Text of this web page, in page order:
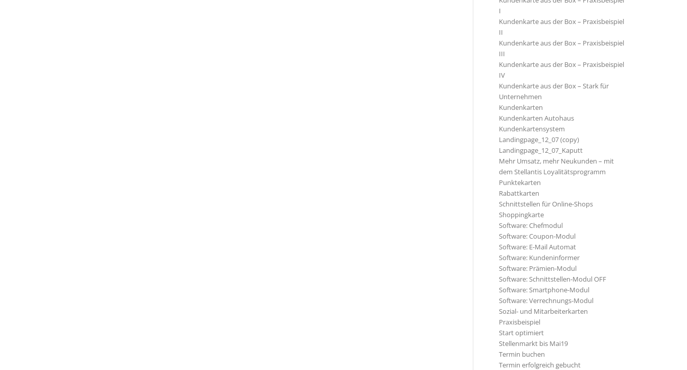
I
Kundenkarte aus der Box – Praxisbeispiel
II
Kundenkarte aus der Box – Praxisbeispiel
III
Kundenkarte aus der Box – Praxisbeispiel
IV
Kundenkarte aus der Box – Stark für
Unternehmen
Kundenkarten
Kundenkarten Autohaus
Kundenkartensystem
Landingpage_12_07 (copy)
Landingpage_12_07_Kaputt
Mehr Umsatz, mehr Neukunden – mit
dem Stellantis Loyalitätsprogramm
Punktekarten
Rabattkarten
Schnittstellen für Online-Shops
Shoppingkarte
Software: Chefmodul
Software: Coupon-Modul
Software: E-Mail Automat
Software: Kundeninformer
Software: Prämien-Modul
Software: Schnittstellen-Modul OFF
Software: Smartphone-Modul
Software: Verrechnungs-Modul
Sozial- und Mitarbeiterkarten
Praxisbeispiel
Start optimiert
Stellenmarkt bis Mai19
Termin buchen
Termin erfolgreich gebucht